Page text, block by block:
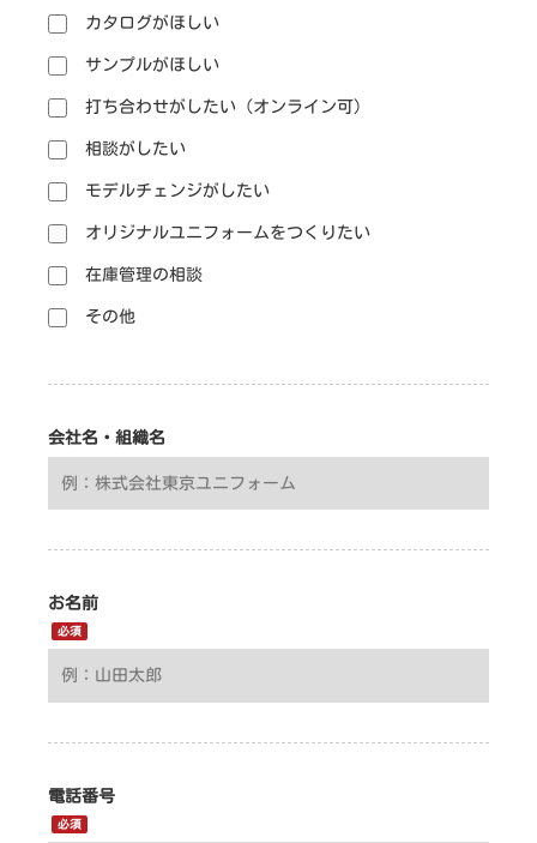
カタログがほしい
サンプルがほしい
打ち合わせがしたい（オンライン可）
相談がしたい
モデルチェンジがしたい
オリジナルユニフォームをつくりたい
在庫管理の相談
その他
会社名・組織名
お名前
必須
電話番号
必須